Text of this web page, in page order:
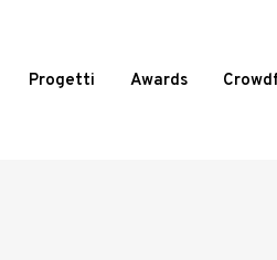
Progetti Awards